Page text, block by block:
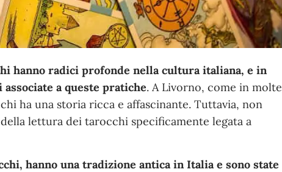
hanno radici profonde nella cultura italiana, e in
a queste pratiche. A Livorno, come in molte
ha una storia ricca e affascinante. Tuttavia, non
lettura dei tarocchi specificamente legata a
hanno una tradizione antica in Italia e sono state